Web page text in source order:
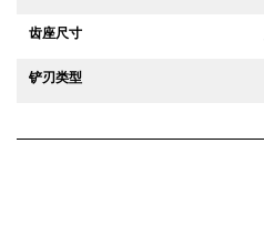
齿座尺寸
铲刃类型